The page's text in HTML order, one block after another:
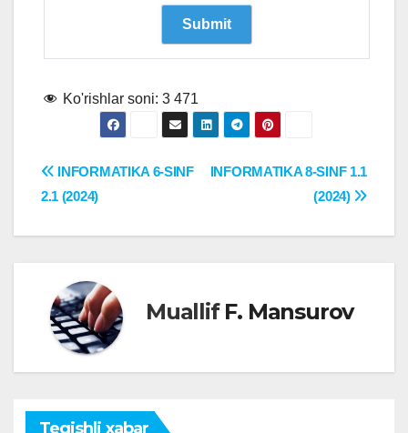
Ko'rishlar soni: 3 471
Post
menyusi
INFORMATIKA 8-SINF 1.1
(2024)
INFORMATIKA 6-SINF
2.1 (2024)
Muallif F. Mansurov
Tegishli xabar